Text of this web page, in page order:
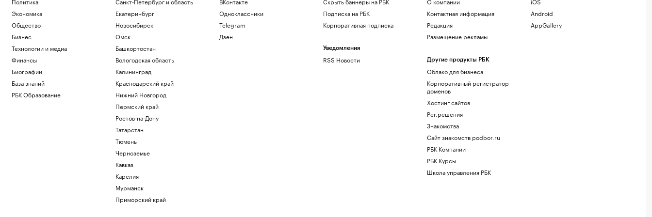
Экономика
Общество
Бизнес
Технологии и медиа
Финансы
Биографии
База знаний
РБК Образование
Екатеринбург
Новосибирск
Омск
Башкортостан
Вологодская область
Калининград
Краснодарский край
Нижний Новгород
Пермский край
Ростов-на-Дону
Татарстан
Тюмень
Черноземье
Кавказ
Карелия
Мурманск
Приморский край
Одноклассники
Telegram
Дзен
Подписка на РБК
Корпоративная подписка
Уведомления
RSS Новости
Контактная информация
Редакция
Размещение рекламы
Другие продукты РБК
Облако для бизнеса
Корпоративный регистратор
доменов
Хостинг сайтов
Рег.решения
Знакомства
Сайт знакомств podbor.ru
РБК Компании
РБК Курсы
Школа управления РБК
Android
AppGallery